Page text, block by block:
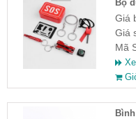
Bộ
Giá
Giá
Mã